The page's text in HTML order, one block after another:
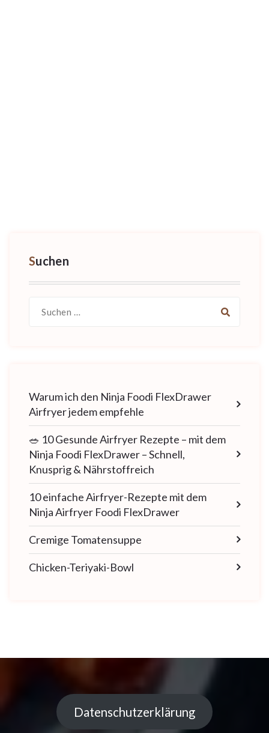
Suchen
nach:
Warum ich den Ninja Foodi FlexDrawer
Airfryer jedem empfehle
🥗 10 Gesunde Airfryer Rezepte – mit dem
Ninja Foodi FlexDrawer – Schnell,
Knusprig & Nährstoffreich
10 einfache Airfryer-Rezepte mit dem
Ninja Airfryer Foodi FlexDrawer
Cremige Tomatensuppe
Chicken-Teriyaki-Bowl
Datenschutzerklärung